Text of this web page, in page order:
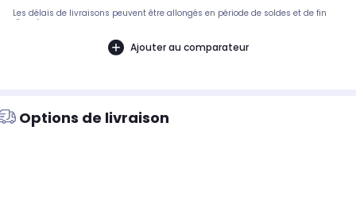
Les délais de livraisons peuvent être allongés en période de soldes et de fin
d'année.
Ajouter au comparateur
Options de livraison